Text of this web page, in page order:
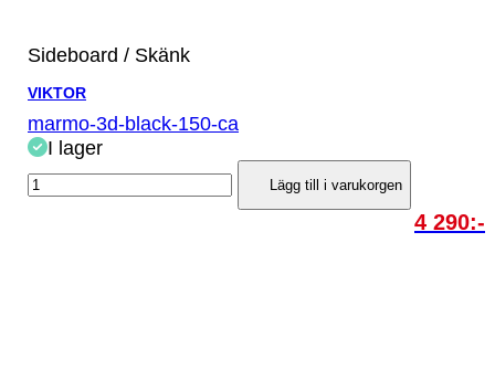
Sideboard / Skänk
VIKTOR
marmo-3d-black-150-ca
I lager
Lägg till i varukorgen
4 290:-